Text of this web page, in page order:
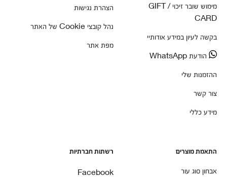
מימוש שובר זיכוי / GIFT
CARD
בקשה לעיון במידע אודותיי
הודעת WhatsApp
ההזמנות שלי
צור קשר
מידע כללי
הצהרת נגישות
נהל קובצי Cookie של האתר
מפת אתר
התאמת מוצרים
אבחון סוג עור
רשתות חברתיות
Facebook